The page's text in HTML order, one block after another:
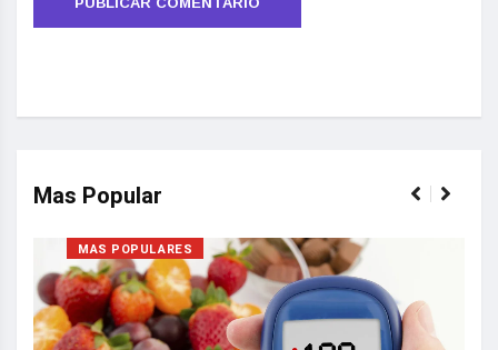
Mas Popular
MAS POPULARES